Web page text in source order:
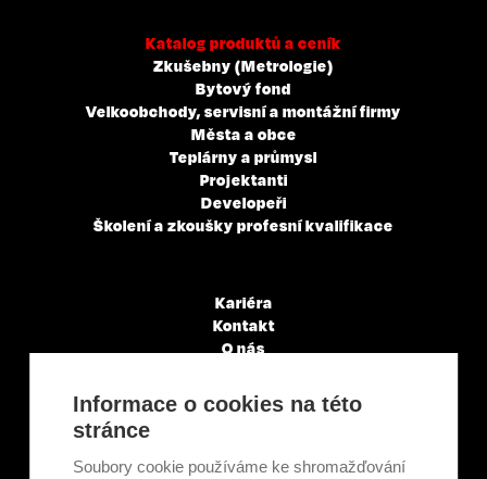
Katalog produktů a ceník
Zkušebny (Metrologie)
Bytový fond
Velkoobchody, servisní a montážní firmy
Města a obce
Teplárny a průmysl
Projektanti
Developeři
Školení a zkoušky profesní kvalifikace
Kariéra
Kontakt
O nás
Články a novinky
GDPR & Cookies
Ekologická recyklace
Informace o cookies na této
stránce
Soubory cookie používáme ke shromažďování